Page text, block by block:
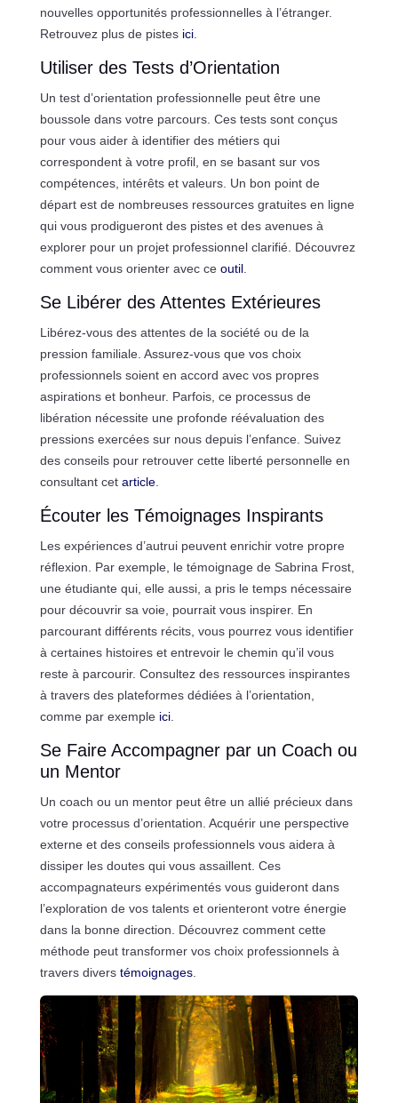
nouvelles opportunités professionnelles à l’étranger.
Retrouvez plus de pistes ici.
Utiliser des Tests d’Orientation
Un test d’orientation professionnelle peut être une
boussole dans votre parcours. Ces tests sont conçus
pour vous aider à identifier des métiers qui
correspondent à votre profil, en se basant sur vos
compétences, intérêts et valeurs. Un bon point de
départ est de nombreuses ressources gratuites en ligne
qui vous prodigueront des pistes et des avenues à
explorer pour un projet professionnel clarifié. Découvrez
comment vous orienter avec ce outil.
Se Libérer des Attentes Extérieures
Libérez-vous des attentes de la société ou de la
pression familiale. Assurez-vous que vos choix
professionnels soient en accord avec vos propres
aspirations et bonheur. Parfois, ce processus de
libération nécessite une profonde réévaluation des
pressions exercées sur nous depuis l’enfance. Suivez
des conseils pour retrouver cette liberté personnelle en
consultant cet article.
Écouter les Témoignages Inspirants
Les expériences d’autrui peuvent enrichir votre propre
réflexion. Par exemple, le témoignage de Sabrina Frost,
une étudiante qui, elle aussi, a pris le temps nécessaire
pour découvrir sa voie, pourrait vous inspirer. En
parcourant différents récits, vous pourrez vous identifier
à certaines histoires et entrevoir le chemin qu’il vous
reste à parcourir. Consultez des ressources inspirantes
à travers des plateformes dédiées à l’orientation,
comme par exemple ici.
Se Faire Accompagner par un Coach ou
un Mentor
Un coach ou un mentor peut être un allié précieux dans
votre processus d’orientation. Acquérir une perspective
externe et des conseils professionnels vous aidera à
dissiper les doutes qui vous assaillent. Ces
accompagnateurs expérimentés vous guideront dans
l’exploration de vos talents et orienteront votre énergie
dans la bonne direction. Découvrez comment cette
méthode peut transformer vos choix professionnels à
travers divers témoignages.